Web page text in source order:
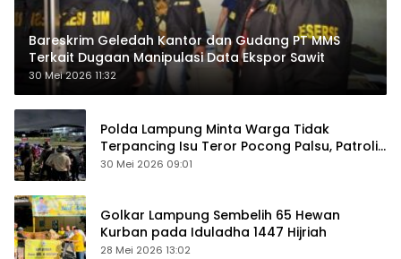
Bareskrim Geledah Kantor dan Gudang PT MMS
Terkait Dugaan Manipulasi Data Ekspor Sawit
30 Mei 2026 11:32
Polda Lampung Minta Warga Tidak
Terpancing Isu Teror Pocong Palsu, Patroli
Keamanan Ditingkatkan
30 Mei 2026 09:01
Golkar Lampung Sembelih 65 Hewan
Kurban pada Iduladha 1447 Hijriah
28 Mei 2026 13:02